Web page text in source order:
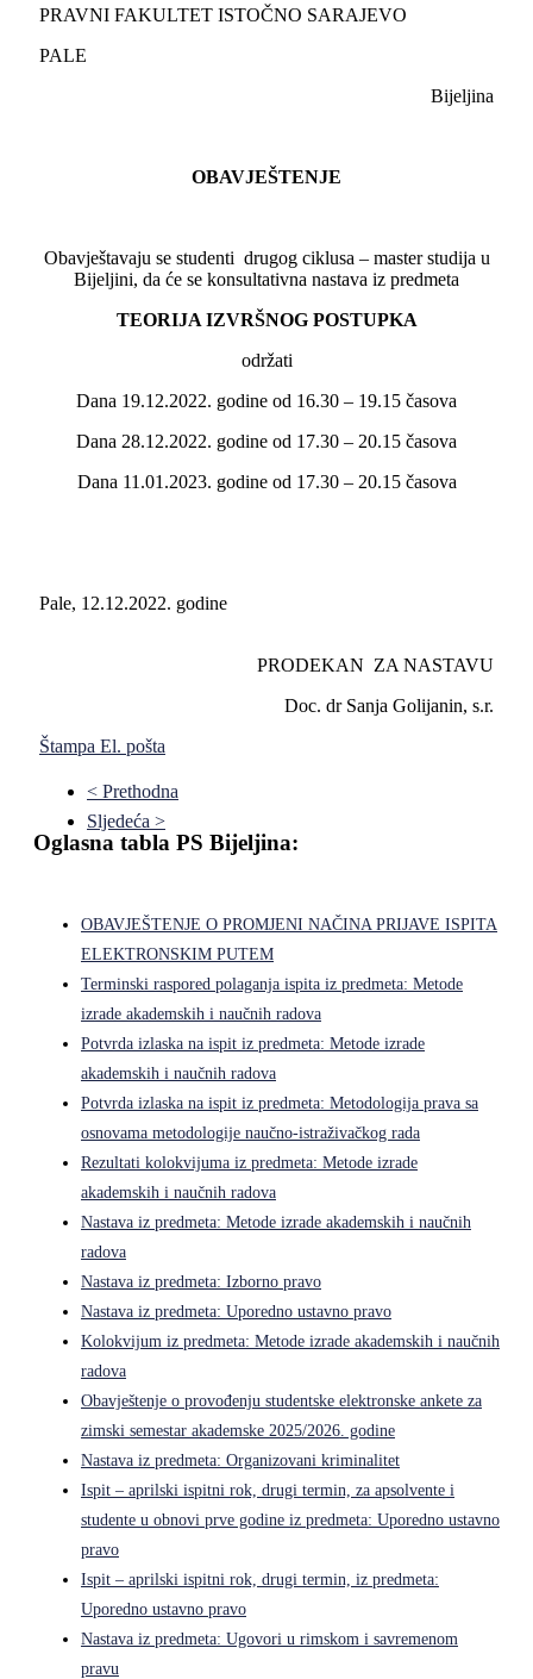
PRAVNI FAKULTET ISTOČNO SARAJEVO
PALE
Bijeljina
OBAVJEŠTENJE
Obavještavaju se studenti drugog ciklusa – master studija u
Bijelјini, da će se konsultativna nastava iz predmeta
TEORIJA IZVRŠNOG POSTUPKA
održati
Dana 19.12.2022. godine od 16.30 – 19.15 časova
Dana 28.12.2022. godine od 17.30 – 20.15 časova
Dana 11.01.2023. godine od 17.30 – 20.15 časova
Pale, 12.12.2022. godine
PRODEKAN ZA NASTAVU
Doc. dr Sanja Golijanin, s.r.
Štampa El. pošta
< Prethodna
Sljedeća >
Oglasna tabla PS Bijeljina:
OBAVJEŠTENJE O PROMJENI NAČINA PRIJAVE ISPITA
ELEKTRONSKIM PUTEM
Terminski raspored polaganja ispita iz predmeta: Metode
izrade akademskih i naučnih radova
Potvrda izlaska na ispit iz predmeta: Metode izrade
akademskih i naučnih radova
Potvrda izlaska na ispit iz predmeta: Metodologija prava sa
osnovama metodologije naučno-istraživačkog rada
Rezultati kolokvijuma iz predmeta: Metode izrade
akademskih i naučnih radova
Nastava iz predmeta: Metode izrade akademskih i naučnih
radova
Nastava iz predmeta: Izborno pravo
Nastava iz predmeta: Uporedno ustavno pravo
Kolokvijum iz predmeta: Metode izrade akademskih i naučnih
radova
Obavještenje o provođenju studentske elektronske ankete za
zimski semestar akademske 2025/2026. godine
Nastava iz predmeta: Organizovani kriminalitet
Ispit – aprilski ispitni rok, drugi termin, za apsolvente i
studente u obnovi prve godine iz predmeta: Uporedno ustavno
pravo
Ispit – aprilski ispitni rok, drugi termin, iz predmeta:
Uporedno ustavno pravo
Nastava iz predmeta: Ugovori u rimskom i savremenom
pravu